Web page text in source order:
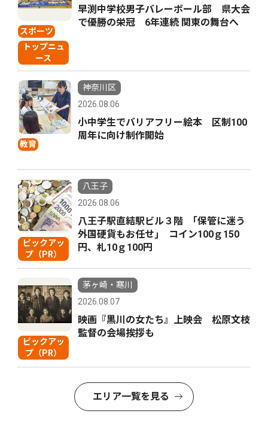
スポーツ
トップニュ
ース
早渕中学校男子バレーボール部 県大会
で優勝の栄冠 6年連続 関東の舞台へ
教育
神奈川区
2026.08.06
小中学生でバリアフリー絵本 区制100
周年に向け制作開始
ピックアッ
プ（PR）
八王子
2026.08.06
八王子駅直結駅ビル３階 ｢保管に迷う
外国硬貨もお任せ｣ コイン100ｇ150
円、札10ｇ100円
ピックアッ
プ（PR）
茅ヶ崎・寒川
2026.08.07
映画『黒川の女たち』上映会 松原文枝
監督の会場挨拶も
エリア一覧を見る